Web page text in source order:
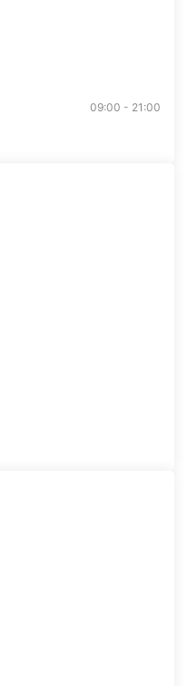
09:00 - 21:00